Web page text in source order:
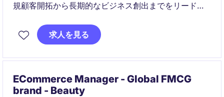
規顧客開拓から長期的なビジネス創出までをリードし
の戦略的な関係構築を通じて事業成長に貢献するポジ
ションです。
求人を見る
ECommerce Manager - Global FMCG
brand - Beauty